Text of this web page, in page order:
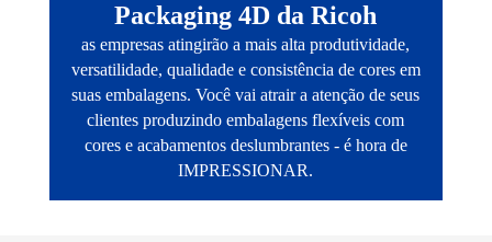
Packaging 4D da Ricoh
as empresas atingirão a mais alta produtividade,
versatilidade, qualidade e consistência de cores em
suas embalagens. Você vai atrair a atenção de seus
clientes produzindo embalagens flexíveis com
cores e acabamentos deslumbrantes - é hora de
IMPRESSIONAR.